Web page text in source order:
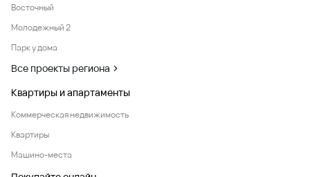
Восточный
Молодежный 2
Парк у дома
Все проекты региона
Квартиры и апартаменты
Коммерческая недвижимость
Квартиры
Машино-места